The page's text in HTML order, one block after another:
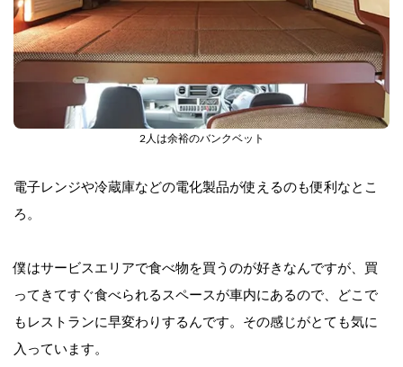
2人は余裕のバンクベット
電子レンジや冷蔵庫などの電化製品が使えるのも便利なとこ
ろ。
僕はサービスエリアで食べ物を買うのが好きなんですが、買
ってきてすぐ食べられるスペースが車内にあるので、どこで
もレストランに早変わりするんです。その感じがとても気に
入っています。